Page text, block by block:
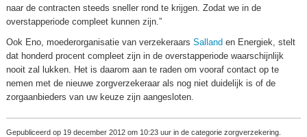
naar de contracten steeds sneller rond te krijgen. Zodat we in de
overstapperiode compleet kunnen zijn.”
Ook Eno, moederorganisatie van verzekeraars Salland en Energiek, stelt
dat honderd procent compleet zijn in de overstapperiode waarschijnlijk
nooit zal lukken. Het is daarom aan te raden om vooraf contact op te
nemen met de nieuwe zorgverzekeraar als nog niet duidelijk is of de
zorgaanbieders van uw keuze zijn aangesloten.
Gepubliceerd op 19 december 2012 om 10:23 uur in de categorie zorgverzekering.